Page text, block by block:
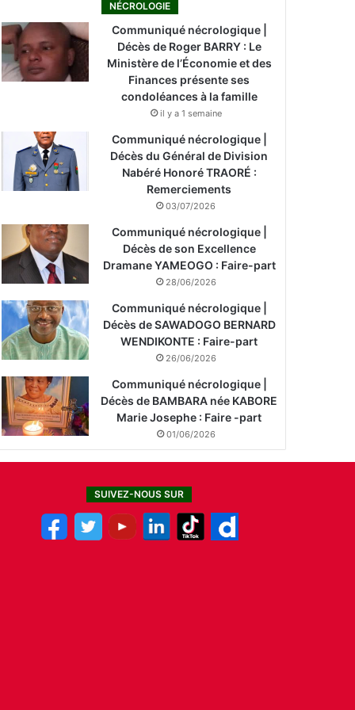
NÉCROLOGIE
Communiqué nécrologique |
Décès de Roger BARRY : Le
Ministère de l’Économie et des
Finances présente ses
condoléances à la famille
il y a 1 semaine
Communiqué nécrologique |
Décès du Général de Division
Nabéré Honoré TRAORÉ :
Remerciements
03/07/2026
Communiqué nécrologique |
Décès de son Excellence
Dramane YAMEOGO : Faire-part
28/06/2026
Communiqué nécrologique |
Décès de SAWADOGO BERNARD
WENDIKONTE : Faire-part
26/06/2026
Communiqué nécrologique |
Décès de BAMBARA née KABORE
Marie Josephe : Faire -part
01/06/2026
SUIVEZ-NOUS SUR